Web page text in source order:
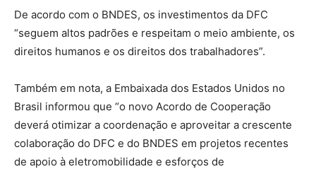
De acordo com o BNDES, os investimentos da DFC
“seguem altos padrões e respeitam o meio ambiente, os
direitos humanos e os direitos dos trabalhadores”.
Também em nota, a Embaixada dos Estados Unidos no
Brasil informou que “o novo Acordo de Cooperação
deverá otimizar a coordenação e aproveitar a crescente
colaboração do DFC e do BNDES em projetos recentes
de apoio à eletromobilidade e esforços de